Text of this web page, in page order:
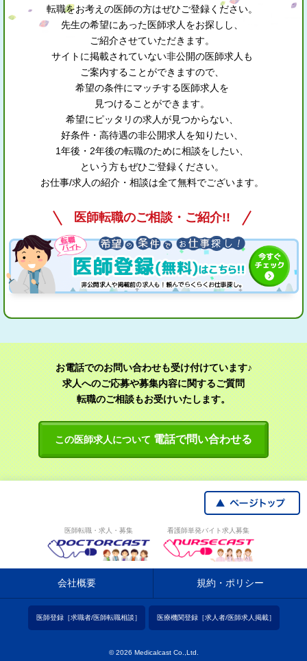
転職をお考えの医師の方はぜひご登録ください。
先生の希望にあった医師求人をお探しし、
ご紹介させていただきます。
サイトに掲載されていない非公開の医師求人も
ご案内することができますので、
希望の条件にマッチする医師求人を
見つけることができます。
希望にピッタリの求人が見つからない、
好条件・高待遇の非公開求人を知りたい、
1年後・2年後の転職のために相談をしたい、
という方もぜひご登録ください。
お仕事/求人の紹介・相談は全て無料でございます。
医師転職のご相談・ご紹介!!
お電話でのお問い合わせも受け付けています♪
求人へのご応募や募集内容に関するご質問
転職のご相談もお受けいたします。
この医師求人について 電話で問い合わせる
医師転職・求人・募集 看護師単発バイト求人募集
会社概要 規約・ポリシー
医師登録［求職者/医師転職相談］ 医療機関登録［求人者/医師求人掲載］
© 2026 Medicalcast Co.,Ltd.